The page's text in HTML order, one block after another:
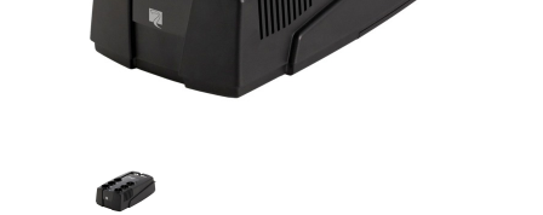
Energiemessung
Energieverteilung
IP, WLAN & GSM Sensorik
IoT - Internet of Things
IPC, Industrielle Netzwerktechnik & WLAN
Wi-Fi - WLAN - Wireless
Serverräume
RMA / Rücksendung / Support
Comet System
CompleTech
Contemporary Controls